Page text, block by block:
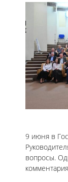
9 июня в
вопросы.